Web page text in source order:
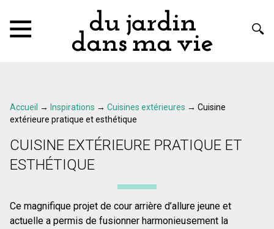
Accueil → Inspirations → Cuisines extérieures → Cuisine
extérieure pratique et esthétique
CUISINE EXTÉRIEURE PRATIQUE ET
ESTHÉTIQUE
Ce magnifique projet de cour arrière d’allure jeune et
actuelle a permis de fusionner harmonieusement la